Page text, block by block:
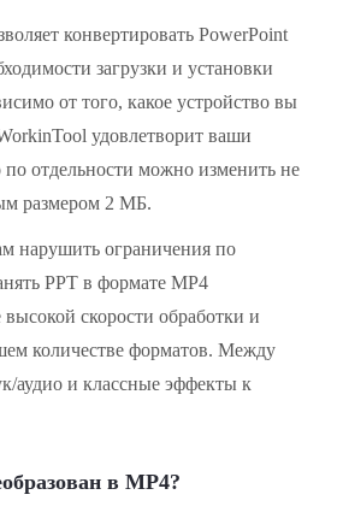
конвертировать PowerPoint
загрузки и установки
от того, какое устройство вы
удовлетворит ваши
отдельности можно изменить не
размером 2 МБ.
нарушить ограничения по
PPT в формате MP4
скорости обработки и
количестве форматов. Между
аудио и классные эффекты к
в MP4?